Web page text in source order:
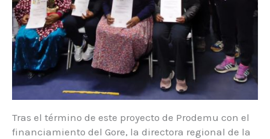
Tras el término de este proyecto de Prodemu con el
financiamiento del Gore, la directora regional de la